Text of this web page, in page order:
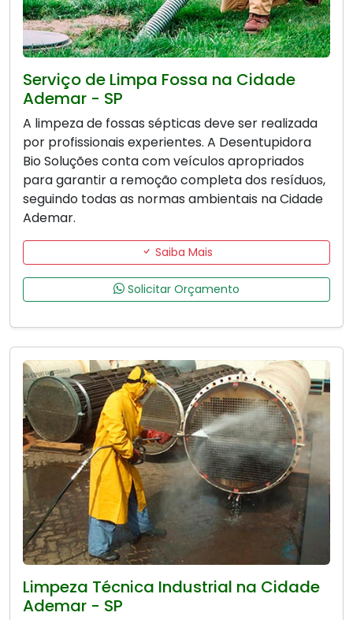
Serviço de Limpa Fossa na Cidade
Ademar - SP
A limpeza de fossas sépticas deve ser realizada
por profissionais experientes. A Desentupidora
Bio Soluções conta com veículos apropriados
para garantir a remoção completa dos resíduos,
seguindo todas as normas ambientais na Cidade
Ademar.
Saiba Mais
Solicitar Orçamento
Limpeza Técnica Industrial na Cidade
Ademar - SP